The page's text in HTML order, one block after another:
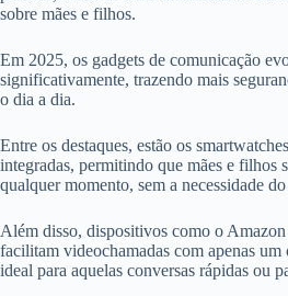
sobre mães e filhos.
Em 2025, os gadgets de comunicação
significativamente, trazendo mais
o dia a dia.
Entre os destaques, estão os
integradas, permitindo que mães e filhos
qualquer momento, sem a necessidade
Além disso, dispositivos como o
facilitam videochamadas com apenas um
ideal para aquelas conversas rápidas ou